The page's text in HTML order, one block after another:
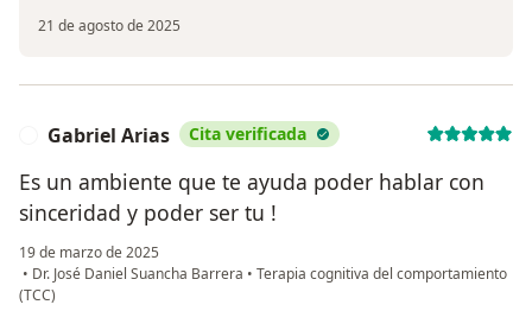
21 de agosto de 2025
Gabriel Arias Cita verificada
Es un ambiente que te ayuda poder hablar con
sinceridad y poder ser tu !
19 de marzo de 2025
• Dr. José Daniel Suancha Barrera • Terapia cognitiva del comportamiento
(TCC)